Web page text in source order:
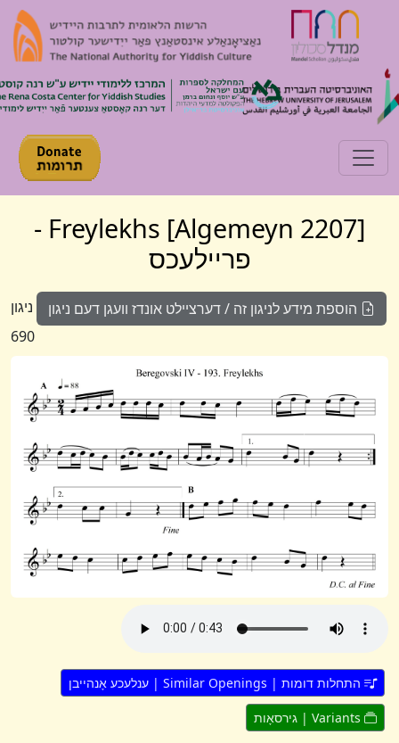
Toggle navigation
[Algemeyn 2207] Freylekhs -
פריילעכס
הוספת מידע לניגון זה / דערציילט אונדז וועגן דעם ניגון ניגון
690
התחלות דומות | Similar Openings | ענלעכע אָנהייבן